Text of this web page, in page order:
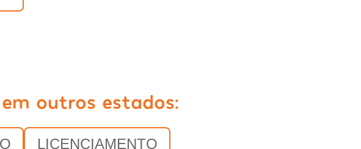
outros estados:
LICENCIAMENTO